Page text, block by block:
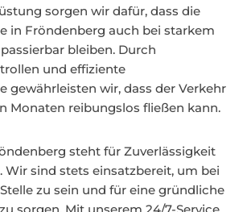
sorgen wir dafür, dass die
in Fröndenberg auch bei starkem
bleiben. Durch
und effiziente
gewährleisten wir, dass der Verkehr
Monaten reibungslos fließen kann.
steht für Zuverlässigkeit
Wir sind stets einsatzbereit, um bei
zu sein und für eine gründliche